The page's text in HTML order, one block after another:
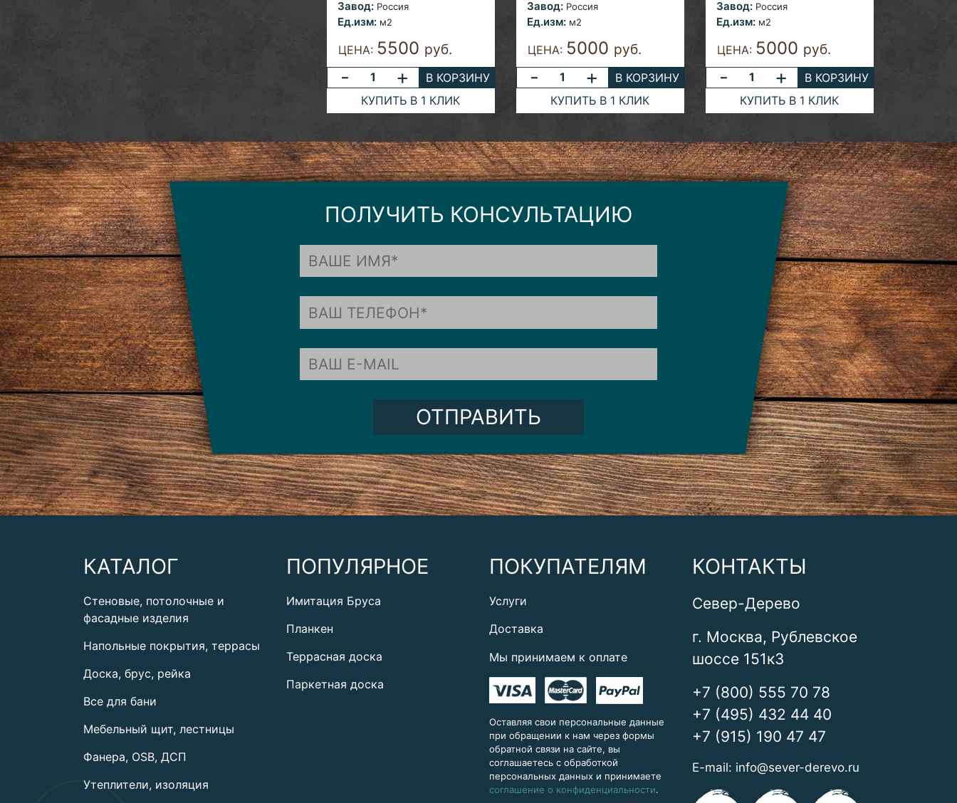
Завод: Россия
Ед.изм: м2
ЦЕНА: 5500 руб.
- +
В КОРЗИНУ
КУПИТЬ В 1 КЛИК
Завод: Россия
Ед.изм: м2
ЦЕНА: 5000 руб.
- +
В КОРЗИНУ
КУПИТЬ В 1 КЛИК
Завод: Россия
Ед.изм: м2
ЦЕНА: 5000 руб.
- +
В КОРЗИНУ
КУПИТЬ В 1 КЛИК
ПОЛУЧИТЬ КОНСУЛЬТАЦИЮ
ОТПРАВИТЬ
КАТАЛОГ
Стеновые, потолочные и
фасадные изделия
Напольные покрытия, террасы
Доска, брус, рейка
Все для бани
Мебельный щит, лестницы
Фанера, OSB, ДСП
Утеплители, изоляция
ПОПУЛЯРНОЕ
Имитация Бруса
Планкен
Террасная доска
Паркетная доска
ПОКУПАТЕЛЯМ
Услуги
Доставка
Мы принимаем к оплате
Оставляя свои персональные данные
при обращении к нам через формы
обратной связи на сайте, вы
соглашаетесь с обработкой
персональных данных и принимаете
соглашение о конфиденциальности.
КОНТАКТЫ
Север-Дерево
г. Москва, Рублевское
шоссе 151к3
+7 (800) 555 70 78
+7 (495) 432 44 40
+7 (915) 190 47 47
E-mail: info@sever-derevo.ru